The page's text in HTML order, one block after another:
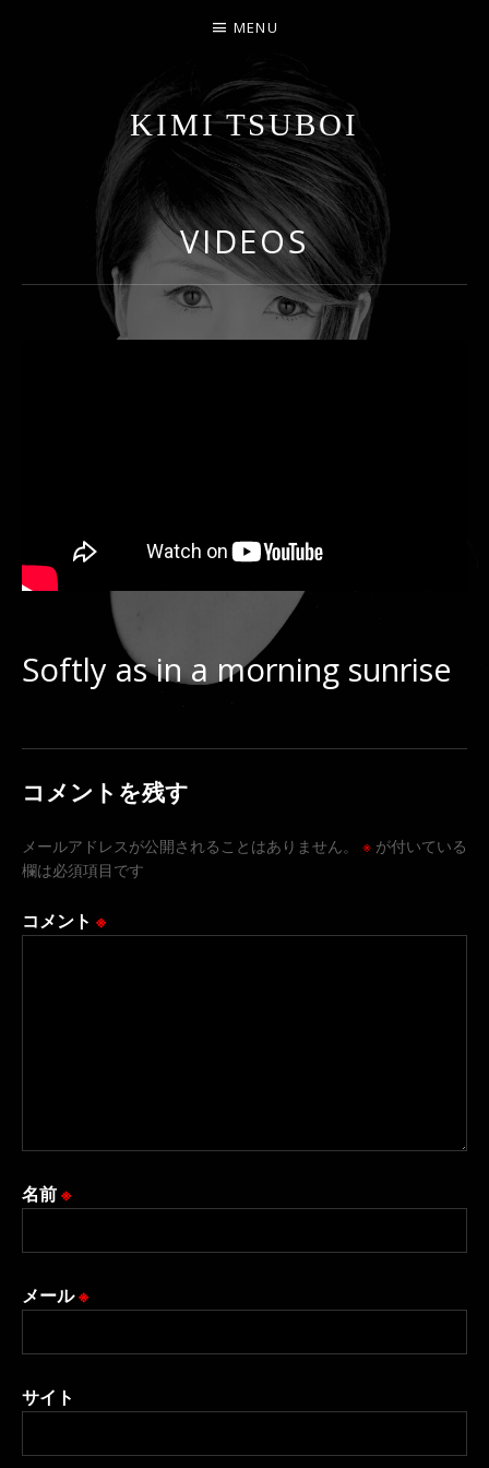
KIMI TSUBOI
名古屋のJAZZ PIANIST
MENU
VIDEOS
Softly as in a morning sunrise
コメントを残す
メールアドレスが公開されることはありません。 ※ が付いている
欄は必須項目です
コメント ※
名前※
メール※
サイト